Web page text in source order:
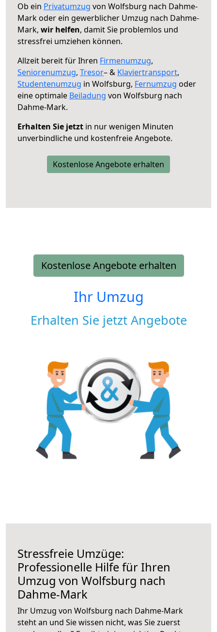
Ob ein Privatumzug von Wolfsburg nach Dahme-
Mark oder ein gewerblicher Umzug nach Dahme-
Mark, wir helfen, damit Sie problemlos und
stressfrei umziehen können.
Allzeit bereit für Ihren Firmenumzug,
Seniorenumzug, Tresor– & Klaviertransport,
Studentenumzug in Wolfsburg, Fernumzug oder
eine optimale Beiladung von Wolfsburg nach
Dahme-Mark.
Erhalten Sie jetzt in nur wenigen Minuten
unverbindliche und kostenfreie Angebote.
Kostenlose Angebote erhalten
Kostenlose Angebote erhalten
Ihr Umzug
Erhalten Sie jetzt Angebote
Stressfreie Umzüge:
Professionelle Hilfe für Ihren
Umzug von Wolfsburg nach
Dahme-Mark
Ihr Umzug von Wolfsburg nach Dahme-Mark
steht an und Sie wissen nicht, was Sie zuerst